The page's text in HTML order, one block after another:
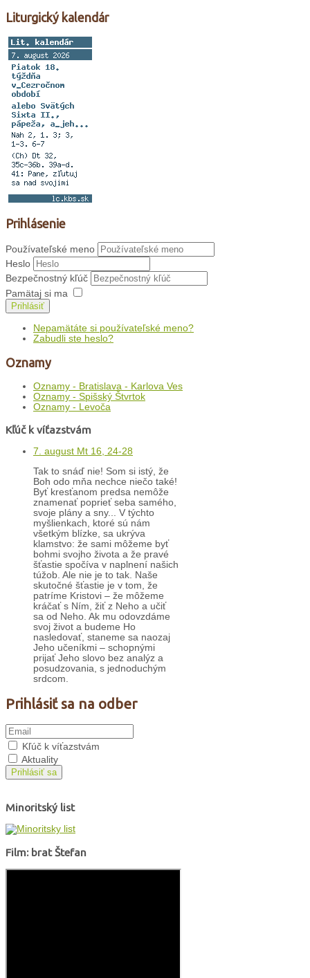
Liturgický kalendár
Prihlásenie
Používateľské meno
Heslo
Bezpečnostný kľúč
Pamätaj si ma
Prihlásiť
Nepamätáte si používateľské meno?
Zabudli ste heslo?
Oznamy
Oznamy - Bratislava - Karlova Ves
Oznamy - Spišský Štvrtok
Oznamy - Levoča
Kľúč k víťazstvám
7. august Mt 16, 24-28
Tak to snáď nie! Som si istý, že
Boh odo mňa nechce niečo také!
Byť kresťanom predsa nemôže
znamenať poprieť seba samého,
svoje plány a sny... V týchto
myšlienkach, ktoré sú nám
všetkým blízke, sa ukrýva
klamstvo: že sami môžeme byť
bohmi svojho života a že pravé
šťastie spočíva v naplnení našich
túžob. Ale nie je to tak. Naše
skutočné šťastie je v tom, že
patríme Kristovi – že môžeme
kráčať s Ním, žiť z Neho a učiť
sa od Neho. Ak mu odovzdáme
svoj život a budeme Ho
nasledovať, staneme sa naozaj
Jeho učeníkmi – schopnými
prijať Jeho slovo bez analýz a
posudzovania, s jednoduchým
srdcom.
Prihlásiť sa na odber
Kľúč k víťazstvám
Aktuality
Prihlásiť sa
Minoritský list
Film: brat Štefan